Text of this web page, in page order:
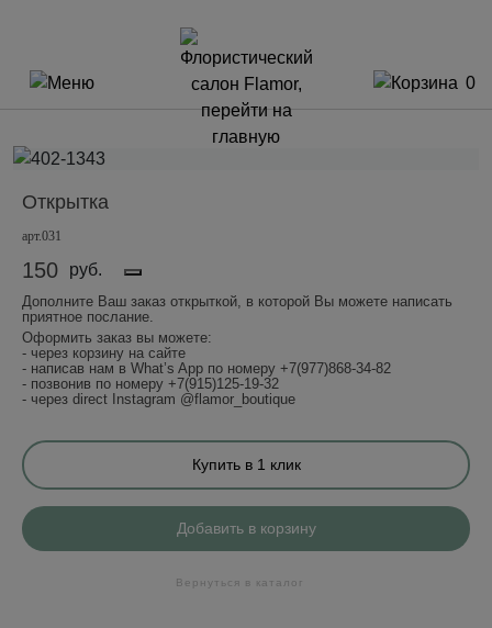
0
Открытка
арт.031
Дополните Ваш заказ открыткой, в которой Вы можете написать
приятное послание.
Оформить заказ вы можете:
- через корзину на сайте
- написав нам в What’s App по номеру +7(977)868-34-82
- позвонив по номеру +7(915)125-19-32
- через direct Instagram @flamor_boutique
150 руб.
Купить в 1 клик
Добавить в корзину
Вернуться в каталог